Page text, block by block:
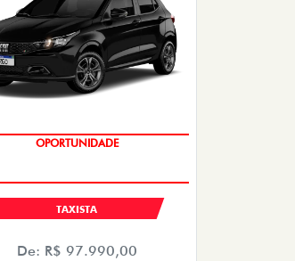
OPORTUNIDADE
TAXISTA
De: R$ 97.990,00